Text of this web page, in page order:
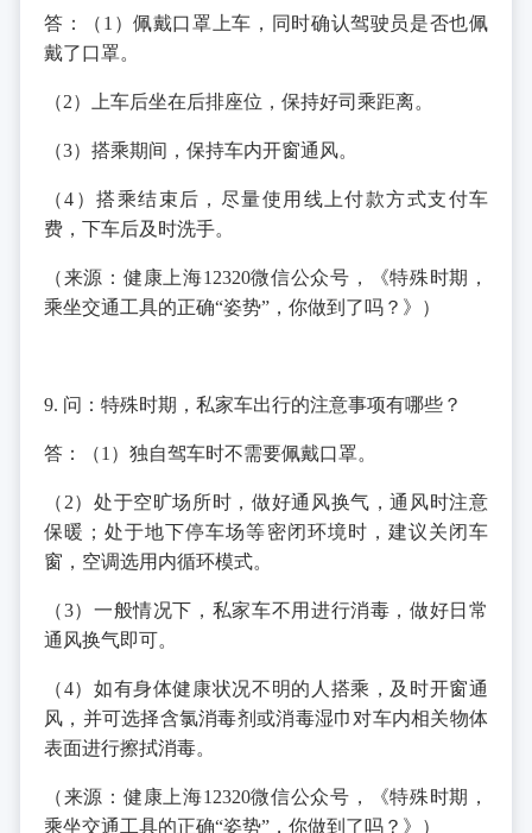
答：（1）佩戴口罩上车，同时确认驾驶员是否也佩
戴了口罩。
（2）上车后坐在后排座位，保持好司乘距离。
（3）搭乘期间，保持车内开窗通风。
（4）搭乘结束后，尽量使用线上付款方式支付车
费，下车后及时洗手。
（来源：健康上海12320微信公众号，《特殊时期，
乘坐交通工具的正确“姿势”，你做到了吗？》）
9. 问：特殊时期，私家车出行的注意事项有哪些？
答：（1）独自驾车时不需要佩戴口罩。
（2）处于空旷场所时，做好通风换气，通风时注意
保暖；处于地下停车场等密闭环境时，建议关闭车
窗，空调选用内循环模式。
（3）一般情况下，私家车不用进行消毒，做好日常
通风换气即可。
（4）如有身体健康状况不明的人搭乘，及时开窗通
风，并可选择含氯消毒剂或消毒湿巾对车内相关物体
表面进行擦拭消毒。
（来源：健康上海12320微信公众号，《特殊时期，
乘坐交通工具的正确“姿势”，你做到了吗？》）